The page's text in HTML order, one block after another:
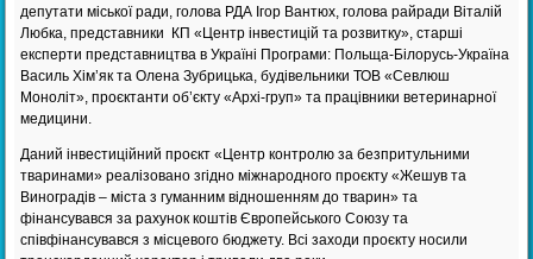
депутати міської ради, голова РДА Ігор Вантюх, голова райради Віталій
Любка, представники КП «Центр інвестицій та розвитку», старші
експерти представництва в Україні Програми: Польща-Білорусь-Україна
Василь Хім’як та Олена Зубрицька, будівельники ТОВ «Севлюш
Моноліт», проєктанти об’єкту «Архі-груп» та працівники ветеринарної
медицини.
Даний інвестиційний проєкт «Центр контролю за безпритульними
тваринами» реалізовано згідно міжнародного проєкту «Жешув та
Виноградів – міста з гуманним відношенням до тварин» та
фінансувався за рахунок коштів Європейського Союзу та
співфінансувався з місцевого бюджету. Всі заходи проєкту носили